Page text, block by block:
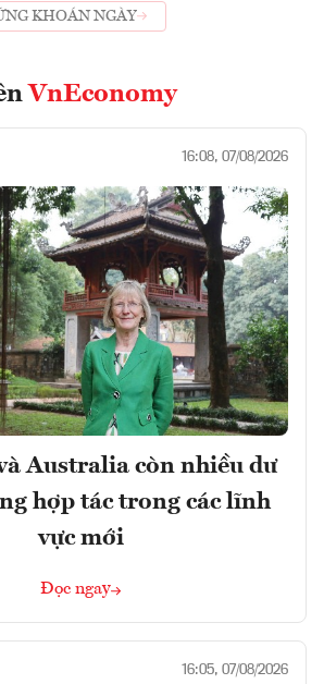
KHOÁN NGÀY
VnEconomy
16:08, 07/08/2026
Australia còn nhiều dư
hợp tác trong các lĩnh
vực mới
Đọc ngay
16:05, 07/08/2026